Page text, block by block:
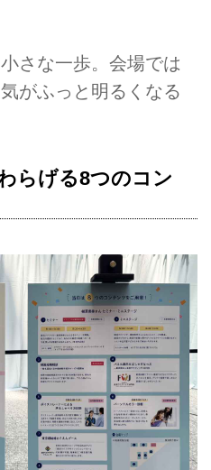
さな一歩。会場では
がふっと明るくなる
らげる8つのコン